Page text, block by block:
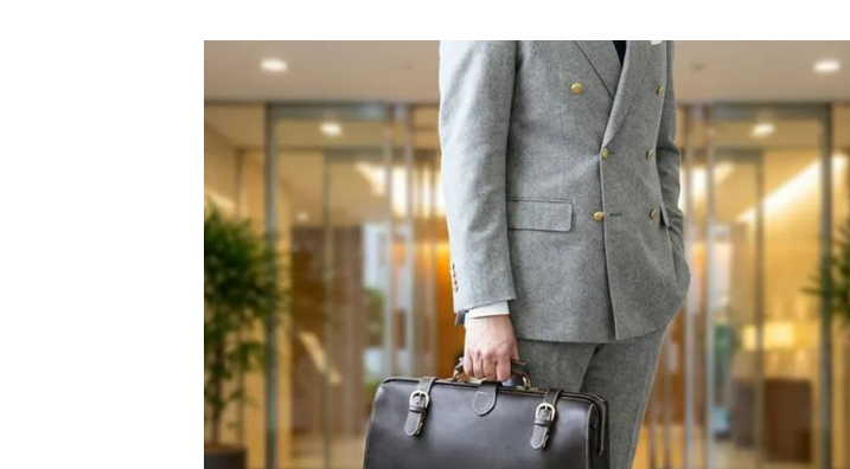
(
必
須
)
名入れ文字はご購入手続きの途中に出てくる「通信欄」
色
キャメル
チョコ
レッド
ブラック